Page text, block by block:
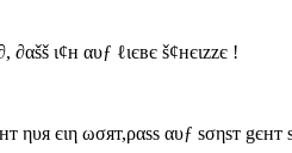
∂αšš ι¢н αυƒ ℓιєвє š¢нєιzzє !
ηυя єιη ωσят,ραѕѕ αυƒ ѕσηѕт gєнт